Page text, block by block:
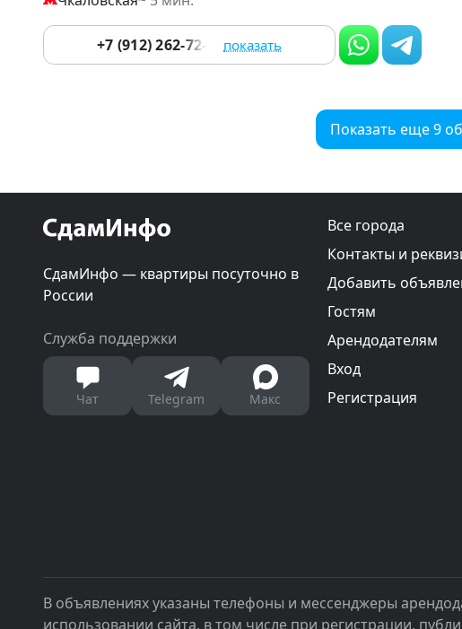
+7 (912) 262-72-33 показать
Показать еще 9
СдамИнфо — квартиры посуточно в
России
Служба поддержки
Чат Telegram Макс
Все города
Контакты и
Добавить
Гостям
Арендодателям
Вход
Регистрация
В объявлениях указаны телефоны и мессенджеры
использовании сайта, в том числе при регистрации,